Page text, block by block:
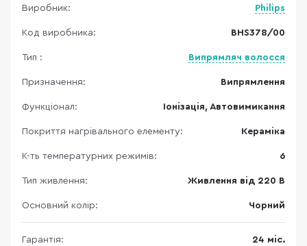
Виробник: Philips
Код виробника: BHS378/00
Тип : Випрямляч волосся
Призначення: Випрямлення
Функціонал: Іонізація, Автовимикання
Покриття нагрівального елементу: Кераміка
К-ть температурних режимів: 6
Тип живлення: Живлення від 220 В
Основний колір: Чорний
Гарантія: 24 міс.